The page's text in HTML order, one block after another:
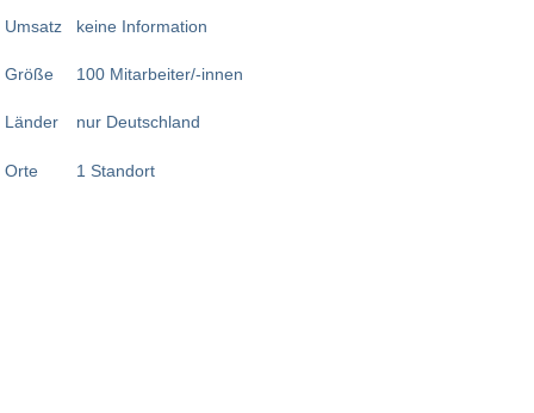
Umsatz
Größe
Länder
Orte
keine Information
100 Mitarbeiter/-innen
nur Deutschland
1 Standort